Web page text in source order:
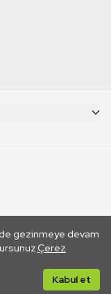
gezinmeye devam
Çerez
Kabul et
yoluyla gidilen dış